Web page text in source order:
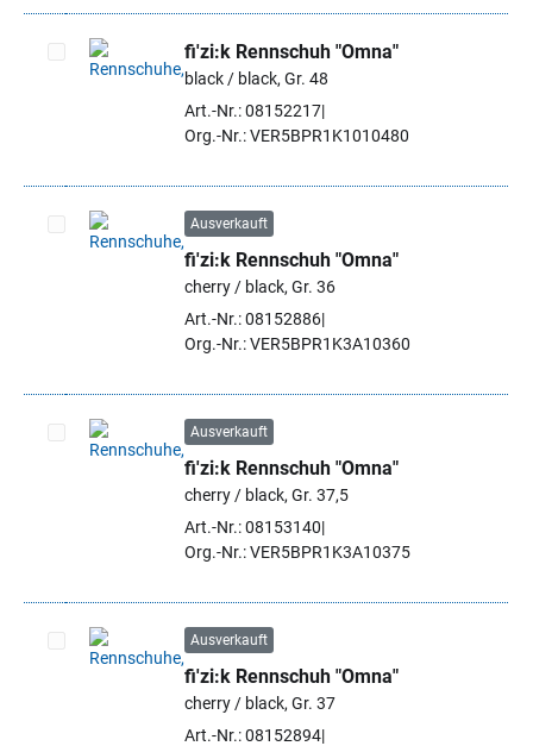
Artikel auswählen
fi'zi:k Rennschuh "Omna"
black / black, Gr. 48
Art.-Nr.: 08152217
Org.-Nr.: VER5BPR1K1010480
Artikel auswählen
Ausverkauft
fi'zi:k Rennschuh "Omna"
cherry / black, Gr. 36
Art.-Nr.: 08152886
Org.-Nr.: VER5BPR1K3A10360
Artikel auswählen
Ausverkauft
fi'zi:k Rennschuh "Omna"
cherry / black, Gr. 37,5
Art.-Nr.: 08153140
Org.-Nr.: VER5BPR1K3A10375
Artikel auswählen
Ausverkauft
fi'zi:k Rennschuh "Omna"
cherry / black, Gr. 37
Art.-Nr.: 08152894